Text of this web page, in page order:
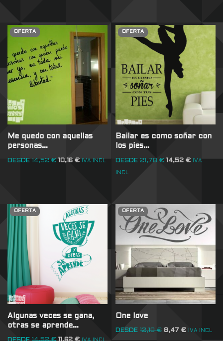
OFERTA
Me quedo con aquellas
personas…
DESDE 14,52€ 10,16 € IVA INCL
OFERTA
Bailar es como soñar con
los pies…
DESDE 21,78€ 14,52€ IVA
INCL
OFERTA
Algunas veces se gana,
otras se aprende…
OFERTA
One love
DESDE 12,10€ 8,47€ IVA INCL